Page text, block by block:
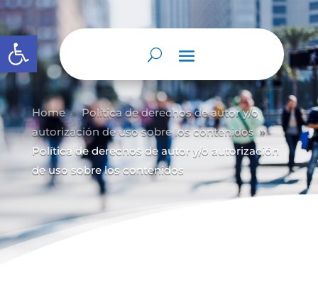
Abrir barra de herramientas
Home 9 Política de derechos de autor y/o
autorización de uso sobre los contenidos 9
Política de derechos de autor y/o autorización
de uso sobre los contenidos